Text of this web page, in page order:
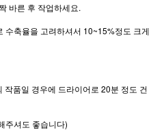
바른 후 작업하세요.
수축율을 고려하셔서 10~15%정도 크게
품일 경우에 드라이어로 20분 정도 건
주셔도 좋습니다)